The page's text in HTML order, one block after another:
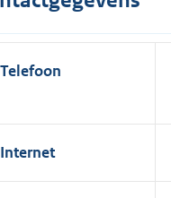
Telefoon
Internet